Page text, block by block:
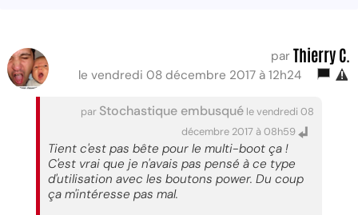
par Thierry C.
le vendredi 08 décembre 2017 à 12h24
par Stochastique embusqué le vendredi 08
décembre 2017 à 08h59
Tient c'est pas bête pour le multi-boot ça !
C'est vrai que je n'avais pas pensé à ce type
d'utilisation avec les boutons power. Du coup
ça m'intéresse pas mal.